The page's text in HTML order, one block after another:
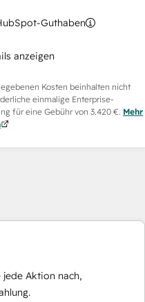
Guthaben
anzeigen
Kosten beinhalten nicht
einmalige Enterprise-
für eine Gebühr von 3.420 €. Mehr
Aktion nach,